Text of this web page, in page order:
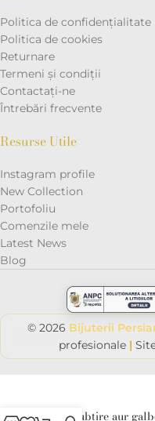
Politica de confidențialitate
Politica de cookies
Returnare
Termeni și condiții
Contactaţi-ne
Întrebări frecvente
Resurse Utile
Instagram profile
New Collection
Portofoliu
Comenzile mele
Latest News
Blog
© 2026 Bijuterii
profesionale |
Inel subțire aur